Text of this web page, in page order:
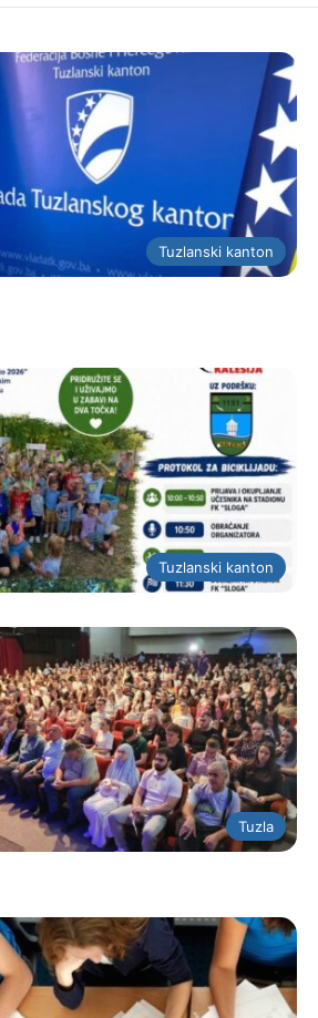
Tuzlanski kanton
Tuzlanski kanton
Tuzla